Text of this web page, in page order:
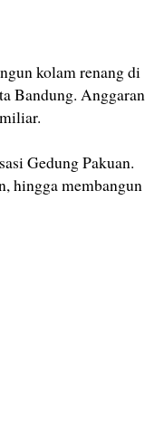
kolam renang di
Bandung. Anggaran
Gedung Pakuan.
hingga membangun